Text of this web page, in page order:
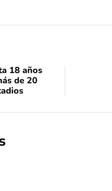
18 años
de 20